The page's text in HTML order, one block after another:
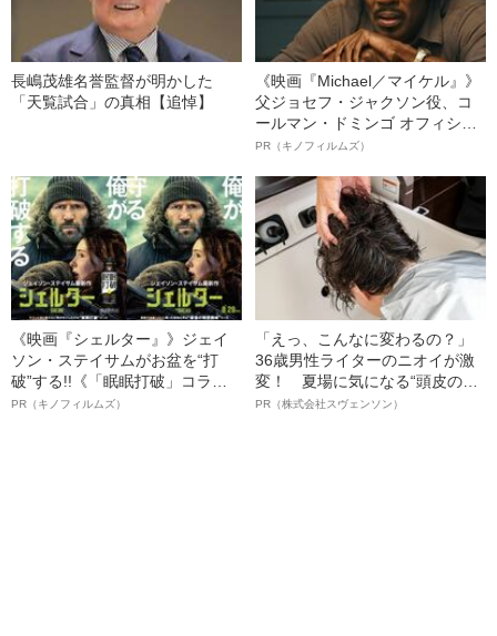
長嶋茂雄名誉監督が明かした
「天覧試合」の真相【追悼】
《映画『Michael／マイケル』》
父ジョセフ・ジャクソン役、コ
ールマン・ドミンゴ オフィシャ
ルインタビュー“観客を魅了した
語る”《日本興収70億円突破》
PR（キノフィルムズ）
《映画『シェルター』》ジェイ
ソン・ステイサムがお盆を“打
破”する!!《「眠眠打破」コラ
ボ》
PR（キノフィルムズ）
「えっ、こんなに変わるの？」
36歳男性ライターのニオイが激
変！ 夏場に気になる“頭皮のニ
オイ”や“ベタつき”を解消す
PR（株式会社スヴェンソン）